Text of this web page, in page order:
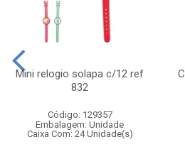
Mini relogio solapa c/12 ref
832
Código: 129357
Embalagem: Unidade
Caixa Com: 24 Unidade(s)